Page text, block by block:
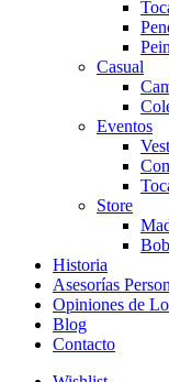
Casual
Eventos
Store
Historia
Asesorías
Opiniones de
Blog
Contacto